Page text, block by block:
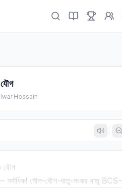
Hossain
যৌগ
সর্বাধিক! মৌল-যৌগ-ধাতু-সংকর ধাতু